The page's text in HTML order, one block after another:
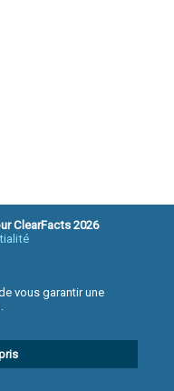
ClearFacts 2026
vous garantir une